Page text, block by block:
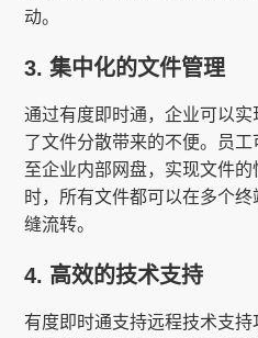
动。
3. 集中化的文件管理
通过有度即时通，企业可以
了文件分散带来的不便。员
至企业内部网盘，实现文件
时，所有文件都可以在多个
缝流转。
4. 高效的技术支持
有度即时通支持远程技术支